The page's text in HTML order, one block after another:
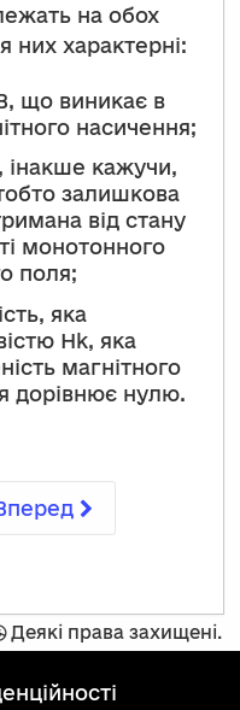
на обох
них характерні:
що виникає в
насичення;
інакше кажучи,
залишкова
від стану
монотонного
поля;
яка
Hk, яка
магнітного
дорівнює нулю.
Деякі права захищені.